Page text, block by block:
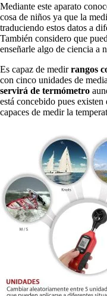
Mediante este aparato
cosa de niños ya que la
traduciendo estos datos a
También considero que
enseñarle algo de ciencia a
Es capaz de medirrangos
con cinco unidades de
servirá de termómetro
está concebido pues existen
capaces de medir la